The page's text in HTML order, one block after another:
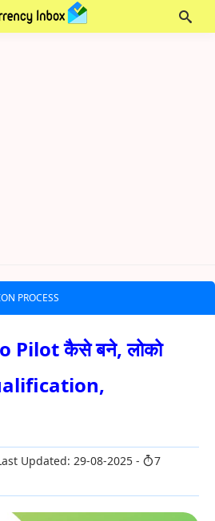
PROCESS
Pilot कैसे बने, लोको
Updated: 29-08-2025
7